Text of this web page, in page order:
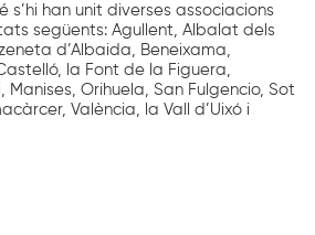
s’hi han unit diverses associacions
següents: Agullent, Albalat dels
d’Albaida, Beneixama,
la Font de la Figuera,
Orihuela, San Fulgencio, Sot
València, la Vall d’Uixó i